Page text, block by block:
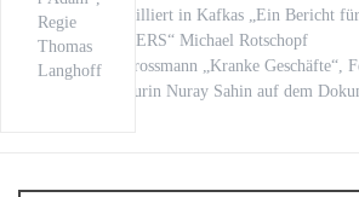
Regie
Thomas
Langhoff
Kilian Land brilliert in Kafkas „Ein Bericht für
„LOVE LETTERS“ Michael Rotschopf
mit Stephan Grossmann „Kranke Geschäfte“,
unsere Regisseurin Nuray Sahin auf dem